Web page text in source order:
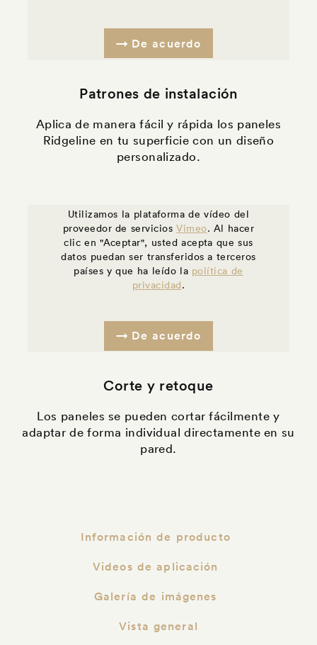
De acuerdo
Patrones de instalación
Aplica de manera fácil y rápida los paneles
Ridgeline en tu superficie con un diseño
personalizado.
Utilizamos la plataforma de vídeo del
proveedor de serviciosVimeo. Al hacer
clic en "Aceptar", usted acepta que sus
datos puedan ser transferidos a terceros
países y que ha leído la política de
privacidad.
De acuerdo
Corte y retoque
Los paneles se pueden cortar fácilmente y
adaptar de forma individual directamente en su
pared.
Información de producto
Videos de aplicación
Galería de imágenes
Vista general